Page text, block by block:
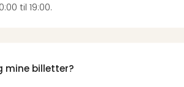
til 19:00.
mine billetter?